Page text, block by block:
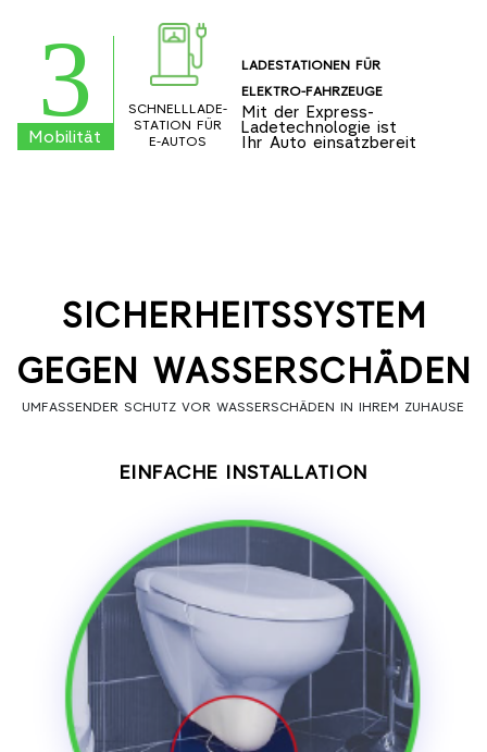
3
Mobilität
SCHNELLLADE-
STATION FÜR
E-AUTOS
LADESTATIONEN FÜR
ELEKTRO-FAHRZEUGE
Mit der Express-
Ladetechnologie ist
Ihr Auto einsatzbereit
SICHERHEITSSYSTEM
GEGEN WASSERSCHÄDEN
UMFASSENDER SCHUTZ VOR WASSERSCHÄDEN IN IHREM ZUHAUSE
EINFACHE INSTALLATION